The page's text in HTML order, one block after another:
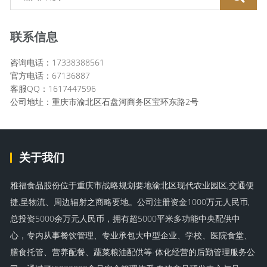
联系信息
咨询电话：17338388561
官方电话：67136887
客服QQ：1617447596
公司地址：重庆市渝北区石盘河商务区宝环东路2号
关于我们
雅福食品股份位于重庆市战略规划要地渝北区现代农业园区,交通便
捷,呈物流、周边辐射之商略要地。公司注册资金1000万元人民币,
总投资5000余万元人民币，拥有超5000平米多功能中央配供中
心，专内从事餐饮管理、专业承包大中型企业、学校、医院食堂、
膳食托管、营养配餐、蔬菜粮油配供等-体化经营的后勤管理服务公